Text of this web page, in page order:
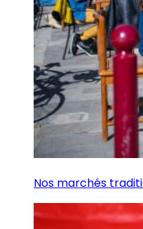
Nos marchés